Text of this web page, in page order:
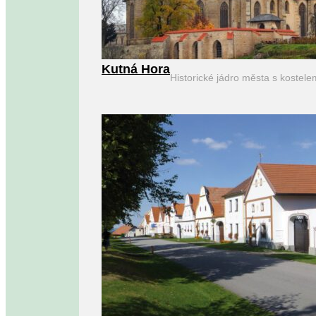
Kutná Hora
Historické jádro města s